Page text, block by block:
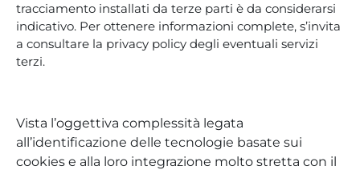
tracciamento installati da terze parti è da considerarsi
indicativo. Per ottenere informazioni complete, s’invita
a consultare la privacy policy degli eventuali servizi
terzi.
Vista l’oggettiva complessità legata
all’identificazione delle tecnologie basate sui
cookies e alla loro integrazione molto stretta con il